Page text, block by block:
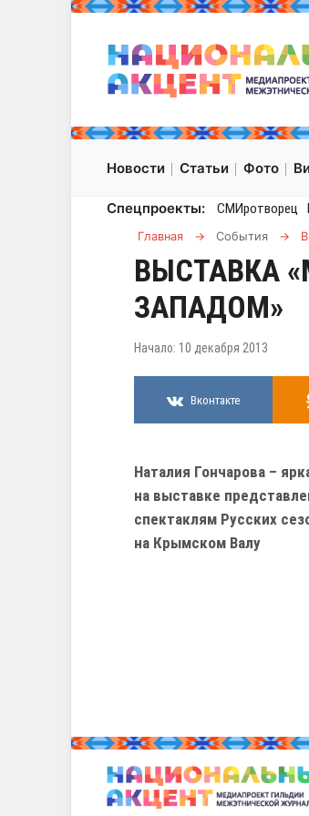
Новости Статьи Фото
Спецпроекты: СМИротворец
Главная → События →
ВЫСТАВКА
ЗАПАДОМ»
Начало: 10 декабря 2013
Вконтакте
Наталия Гончарова –
на выставке
спектаклям Русских
на Крымском Валу